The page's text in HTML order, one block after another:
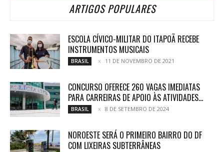
ARTIGOS POPULARES
ESCOLA CÍVICO-MILITAR DO ITAPOÃ RECEBE
INSTRUMENTOS MUSICAIS
BRASIL 11 DE NOVEMBRO DE 2021
CONCURSO OFERECE 260 VAGAS IMEDIATAS
PARA CARREIRAS DE APOIO ÀS ATIVIDADES...
BRASIL 8 DE SETEMBRO DE 2024
NOROESTE SERÁ O PRIMEIRO BAIRRO DO DF
COM LIXEIRAS SUBTERRÂNEAS